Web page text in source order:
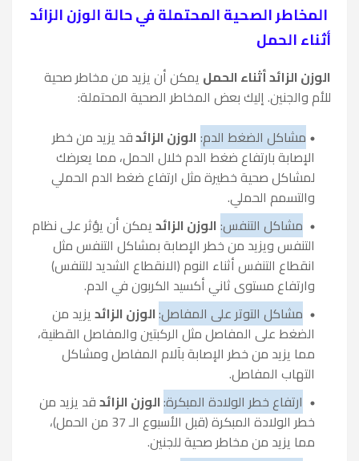
المخاطر الصحية المحتملة في حالة الوزن الزائد
أثناء الحمل
الوزن الزائد أثناء الحمل يمكن أن يزيد من مخاطر صحية
للأم والجنين. إليك بعض المخاطر الصحية المحتملة:
مشاكل الضغط الدم: الوزن الزائدقد يزيد من خطر
الإصابة بارتفاع ضغط الدم خلال الحمل، مما يعرضك
لمشاكل صحية خطيرة مثل ارتفاع ضغط الدم الحملي
والتسمم الحملي.
مشاكل التنفس: الوزن الزائد يمكن أن يؤثر على نظام
التنفس ويزيد من خطر الإصابة بمشاكل التنفس مثل
انقطاع التنفس أثناء النوم (الانقطاع الشديد للتنفس)
وارتفاع مستوى ثاني أكسيد الكربون في الدم.
مشاكل التوتر على المفاصل:الوزن الزائد يزيد من
الضغط على المفاصل مثل الركبتين والمفاصل القطنية،
مما يزيد من خطر الإصابة بآلام المفاصل ومشاكل
التهاب المفاصل.
ارتفاع خطر الولادة المبكرة:الوزن الزائدقد يزيد من
خطر الولادة المبكرة (قبل الأسبوع الـ 37 من الحمل)،
مما يزيد من مخاطر صحية للجنين.